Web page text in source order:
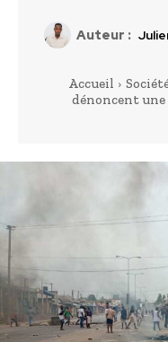
Auteur :
Accueil
dénoncent une